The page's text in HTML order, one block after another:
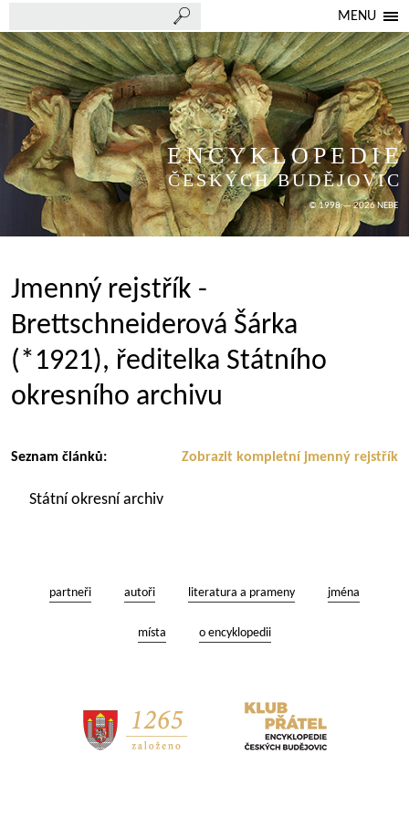
MENU
ENCYKLOPEDIE
ČESKÝCH BUDĚJOVIC
© 1998 — 2026 NEBE
Jmenný rejstřík -
Brettschneiderová Šárka
(*1921), ředitelka Státního
okresního archivu
Zobrazit kompletní jmenný rejstřík
Seznam článků:
Státní okresní archiv
partneři autoři literatura a prameny jména
místa o encyklopedii